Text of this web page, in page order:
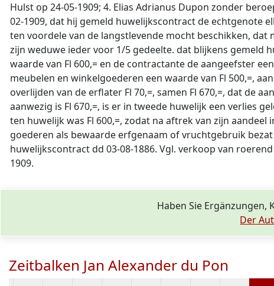
Hulst op 24-05-1909; 4. Elias Adrianus Dupon zonder
02-1909, dat hij gemeld huwelijkscontract de echtgenote
ten voordele van de langstlevende mocht beschikken,
zijn weduwe ieder voor 1/5 gedeelte. dat blijkens gemeld
waarde van Fl 600,= en de contractante de aangeefster
meubelen en winkelgoederen een waarde van Fl 500,=,
overlijden van de erflater Fl 70,=, samen Fl 670,=, dat de
aanwezig is Fl 670,=, is er in tweede huwelijk een verlies
ten huwelijk was Fl 600,=, zodat na aftrek van zijn
goederen als bewaarde erfgenaam of vruchtgebruik
huwelijkscontract dd 03-08-1886. Vgl. verkoop van
1909.
Haben Sie Ergänzungen,
Der
Zeitbalken Jan Alexander du Pon